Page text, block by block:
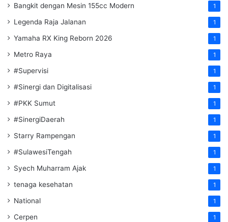
Bangkit dengan Mesin 155cc Modern 1
Legenda Raja Jalanan 1
Yamaha RX King Reborn 2026 1
Metro Raya 1
#Supervisi 1
#Sinergi dan Digitalisasi 1
#PKK Sumut 1
#SinergiDaerah 1
Starry Rampengan 1
#SulawesiTengah 1
Syech Muharram Ajak 1
tenaga kesehatan 1
National 1
Cerpen 1